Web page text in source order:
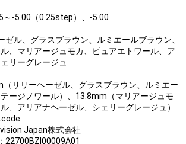
～-5.00（0.25step）、-5.00
ゼル、グラスブラウン、ルミエールブラウン、
、マリアージュモカ、ピュアエトワール、ア
リーグレージュ
リリーヘーゼル、グラスブラウン、ルミエー
ージノワール）、13.8mm（マリアージュモ
、アリアナヘーゼル、シェリーグレージュ）
Japan株式会社
22700BZI00009A01